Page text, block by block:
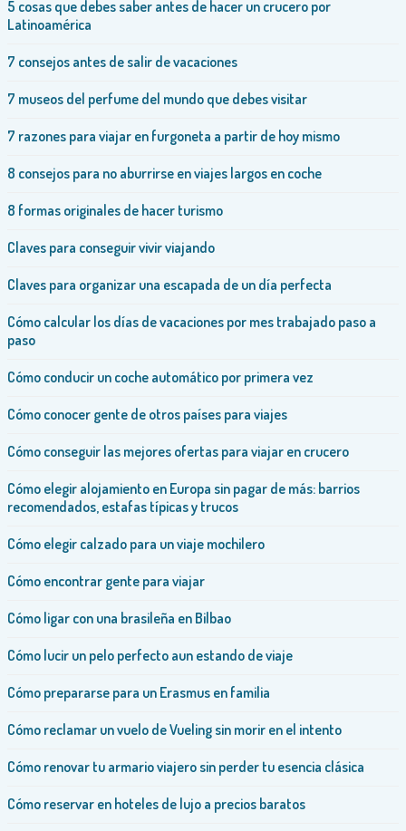
5 cosas que debes saber antes de hacer un crucero por
Latinoamérica
7 consejos antes de salir de vacaciones
7 museos del perfume del mundo que debes visitar
7 razones para viajar en furgoneta a partir de hoy mismo
8 consejos para no aburrirse en viajes largos en coche
8 formas originales de hacer turismo
Claves para conseguir vivir viajando
Claves para organizar una escapada de un día perfecta
Cómo calcular los días de vacaciones por mes trabajado paso a
paso
Cómo conducir un coche automático por primera vez
Cómo conocer gente de otros países para viajes
Cómo conseguir las mejores ofertas para viajar en crucero
Cómo elegir alojamiento en Europa sin pagar de más: barrios
recomendados, estafas típicas y trucos
Cómo elegir calzado para un viaje mochilero
Cómo encontrar gente para viajar
Cómo ligar con una brasileña​ en Bilbao
Cómo lucir un pelo perfecto aun estando de viaje
Cómo prepararse para un Erasmus en familia
Cómo reclamar un vuelo de Vueling sin morir en el intento
Cómo renovar tu armario viajero sin perder tu esencia clásica
Cómo reservar en hoteles de lujo a precios baratos